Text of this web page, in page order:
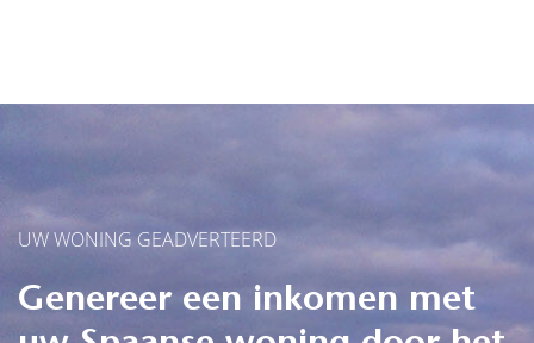
UW WONING GEADVERTEERD
Genereer een inkomen met